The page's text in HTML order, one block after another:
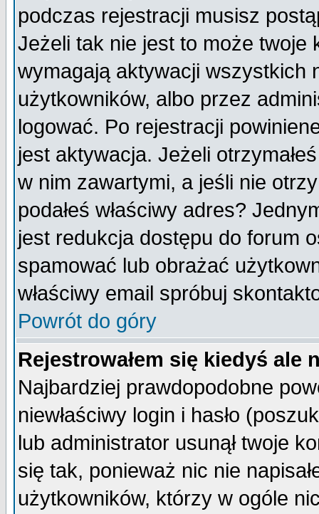
podczas rejestracji musisz
Jeżeli tak nie jest to może twoje
wymagają aktywacji wszystkich
użytkowników, albo przez
logować. Po rejestracji
jest aktywacja. Jeżeli
w nim zawartymi, a jeśli nie
podałeś właściwy adres?
jest redukcja dostępu do forum
spamować lub obrażać
właściwy email spróbuj
Powrót do góry
Rejestrowałem się kiedyś ale
Najbardziej prawdopodobne
niewłaściwy login i hasło
lub administrator usunął twoje
się tak, ponieważ nic nie
użytkowników, którzy w ogóle